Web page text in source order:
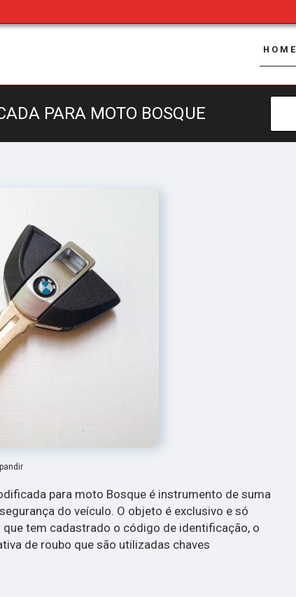
HOME
PARA MOTO BOSQUE
para moto Bosque é instrumento de suma
do veículo. O objeto é exclusivo e só
tem cadastrado o código de identificação, o
de roubo que são utilizadas chaves